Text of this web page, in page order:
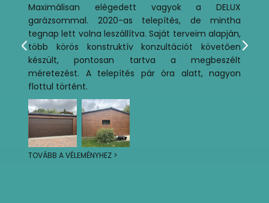
Maximálisan elégedett vagyok a DELUX
garázsommal. 2020-as telepítés, de mintha
tegnap lett volna leszállítva. Saját terveim alapján,
több körös konstruktív konzultációt követően
készült, pontosan tartva a megbeszélt
méretezést. A telepítés pár óra alatt, nagyon
flottul történt.
TOVÁBB A VÉLEMÉNYHEZ >